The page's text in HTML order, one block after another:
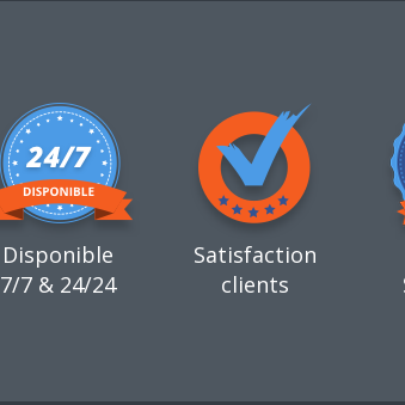
Disponible
7/7 & 24/24
Satisfaction
clients